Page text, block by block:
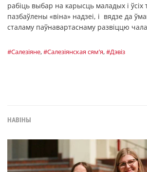
рабіць выбар на карысць маладых і ўсіх
пазбаўлены «віна» надзеі, і вядзе да
сталаму паўнавартаснаму развіццю
#Салезіяне,#Салезіянская сям’я,#Дэвіз
НАВІНЫ